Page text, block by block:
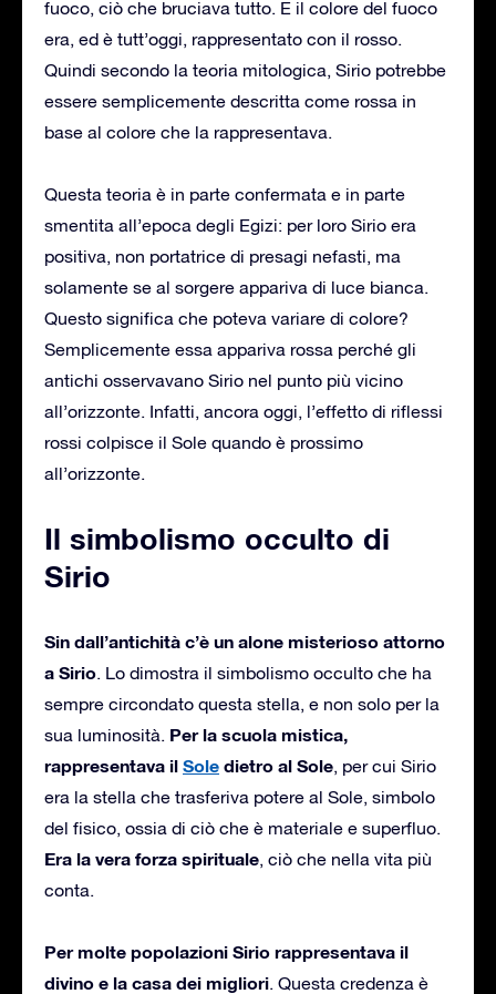
fuoco, ciò che bruciava tutto. E il colore del fuoco
era, ed è tutt’oggi, rappresentato con il rosso.
Quindi secondo la teoria mitologica, Sirio potrebbe
essere semplicemente descritta come rossa in
base al colore che la rappresentava.
Questa teoria è in parte confermata e in parte
smentita all’epoca degli Egizi: per loro Sirio era
positiva, non portatrice di presagi nefasti, ma
solamente se al sorgere appariva di luce bianca.
Questo significa che poteva variare di colore?
Semplicemente essa appariva rossa perché gli
antichi osservavano Sirio nel punto più vicino
all’orizzonte. Infatti, ancora oggi, l’effetto di riflessi
rossi colpisce il Sole quando è prossimo
all’orizzonte.
Il simbolismo occulto di
Sirio
Sin dall’antichità c’è un alone misterioso attorno
a Sirio. Lo dimostra il simbolismo occulto che ha
sempre circondato questa stella, e non solo per la
sua luminosità. Per la scuola mistica,
rappresentava il Sole dietro al Sole, per cui Sirio
era la stella che trasferiva potere al Sole, simbolo
del fisico, ossia di ciò che è materiale e superfluo.
Era la vera forza spirituale, ciò che nella vita più
conta.
Per molte popolazioni Sirio rappresentava il
divino e la casa dei migliori. Questa credenza è